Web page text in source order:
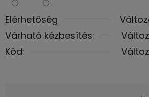
Elérhetőség
Várható kézbesítés:
Kód: